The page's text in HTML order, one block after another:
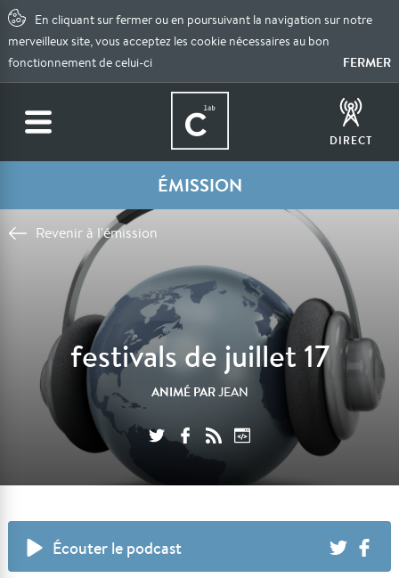
En cliquant sur fermer ou en poursuivant la navigation sur notre
merveilleux site, vous acceptez les cookie nécessaires au bon
fonctionnement de celui-ci
FERMER
DIRECT
ÉMISSION
Revenir à l'émission
festivals de juillet 17
ANIMÉ PARJEAN
Écouter le podcast